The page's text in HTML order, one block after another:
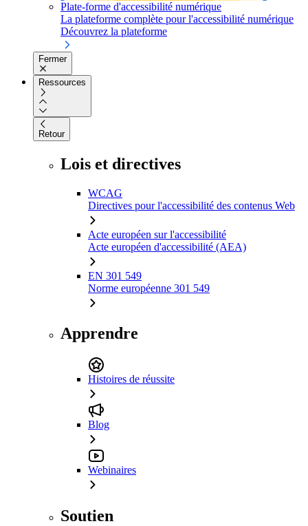
Plate-forme d'accessibilité numérique
La plateforme complète pour l'accessibilité numérique
Découvrez la plateforme
Fermer
Ressources
Retour
Lois et directives
WCAG
Directives pour l'accessibilité des contenus Web
Acte européen sur l'accessibilité
Acte européen d'accessibilité (AEA)
EN 301 549
Norme européenne 301 549
Apprendre
Histoires de réussite
Blog
Webinaires
Soutien